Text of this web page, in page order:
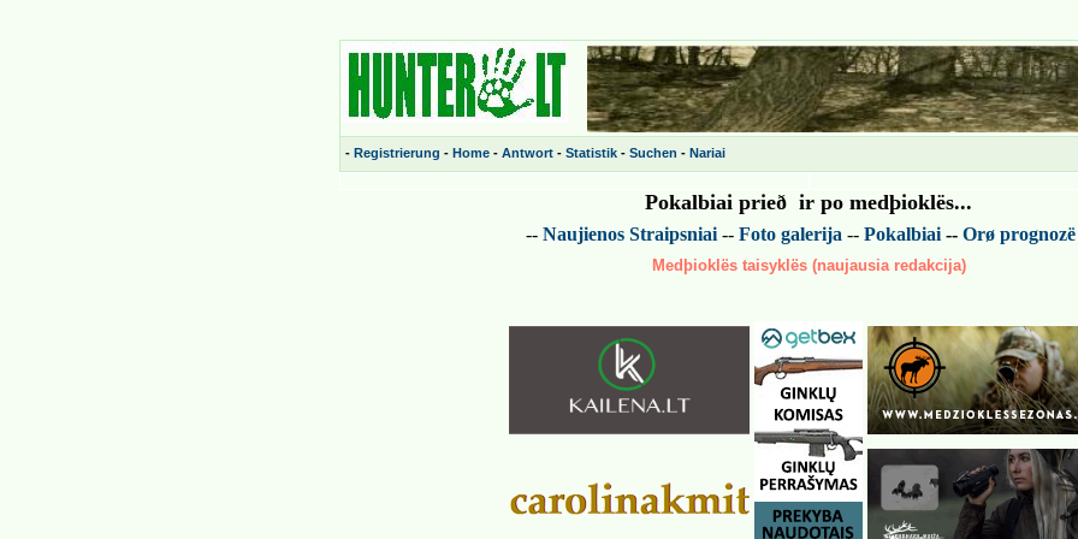
- Registrierung - Home - Antwort - Statistik - Suchen - Nariai
Pokalbiai prieð ir po medþioklës...
-- Naujienos Straipsniai-- Foto galerija -- Pokalbiai -- Orøprognozë
Medþioklës taisyklës (naujausia redakcija)